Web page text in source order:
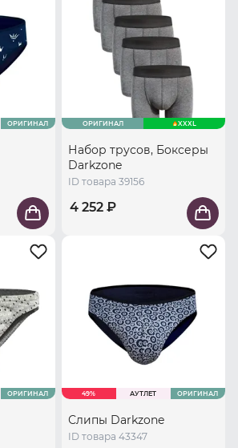
ОРИГИНАЛ ОРИГИНАЛ XXXL
Набор трусов, Боксеры
Darkzone
ID товара 39156
4 252 ₽
ОРИГИНАЛ 49% АУТЛЕТ ОРИГИНАЛ
Слипы Darkzone
ID товара 43347